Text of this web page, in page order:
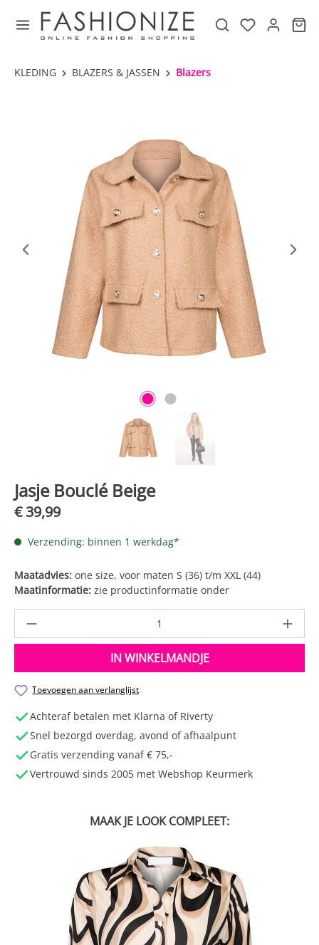
KLEDING BLAZERS & JASSEN
Blazers
Jasje Bouclé Beige
€ 39,99
Verzending: binnen 1 werkdag*
Maatadvies: one size, voor maten S (36) t/m XXL (44)
Maatinformatie: zie productinformatie onder
Producthoeveelheid: Voer de gewenste
IN WINKELMANDJE
Toevoegen aan verlanglijst
Achteraf betalen met Klarna of Riverty
Snel bezorgd overdag, avond of afhaalpunt
Gratis verzending vanaf € 75,-
Vertrouwd sinds 2005 met Webshop Keurmerk
component.cms.productGallery.skipProductGallery
MAAK JE LOOK COMPLEET: